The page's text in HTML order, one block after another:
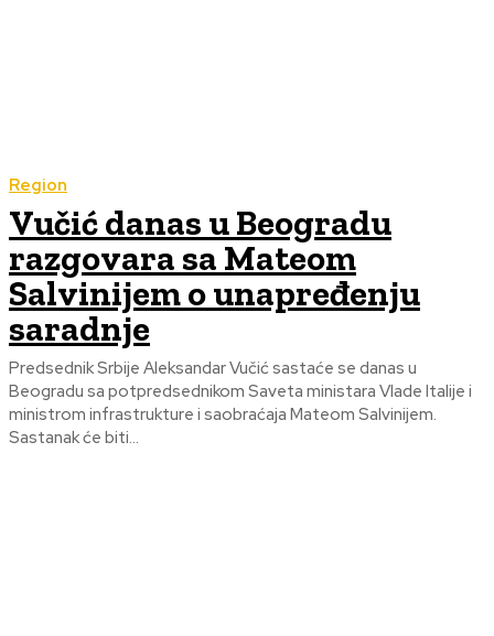
Region
Vučić danas u Beogradu
razgovara sa Mateom
Salvinijem o unapređenju
saradnje
Predsednik Srbije Aleksandar Vučić sastaće se danas u
Beogradu sa potpredsednikom Saveta ministara Vlade Italije i
ministrom infrastrukture i saobraćaja Mateom Salvinijem.
Sastanak će biti...